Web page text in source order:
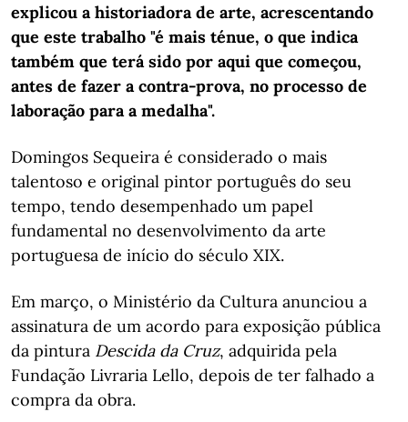
explicou a historiadora de arte, acrescentando
que este trabalho "é mais ténue, o que indica
também que terá sido por aqui que começou,
antes de fazer a contra-prova, no processo de
laboração para a medalha".
Domingos Sequeira é considerado o mais
talentoso e original pintor português do seu
tempo, tendo desempenhado um papel
fundamental no desenvolvimento da arte
portuguesa de início do século XIX.
Em março, o Ministério da Cultura anunciou a
assinatura de um acordo para exposição pública
da pintura Descida da Cruz, adquirida pela
Fundação Livraria Lello, depois de ter falhado a
compra da obra.